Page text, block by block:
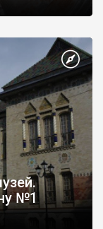
численні
наявність
урбанізації
області. Основа
води, які
а також у
№1